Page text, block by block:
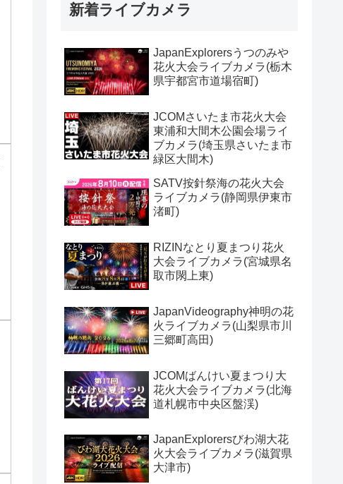
新着ライブカメラ
JapanExplorersうつのみや
花火大会ライブカメラ(栃木
県宇都宮市道場宿町)
JCOMさいたま市花火大会
東浦和大間木公園会場ライ
ブカメラ(埼玉県さいたま市
緑区大間木)
SATV按針祭海の花火大会
ライブカメラ(静岡県伊東市
渚町)
RIZINなとり夏まつり花火
大会ライブカメラ(宮城県名
取市閖上東)
JapanVideography神明の花
火ライブカメラ(山梨県市川
三郷町高田)
JCOMばんけい夏まつり大
花火大会ライブカメラ(北海
道札幌市中央区盤渓)
JapanExplorersびわ湖大花
火大会ライブカメラ(滋賀県
大津市)